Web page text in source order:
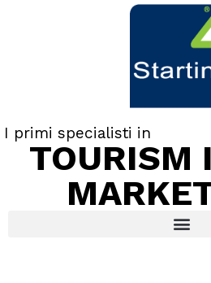
I primi specialisti in
TOURISM